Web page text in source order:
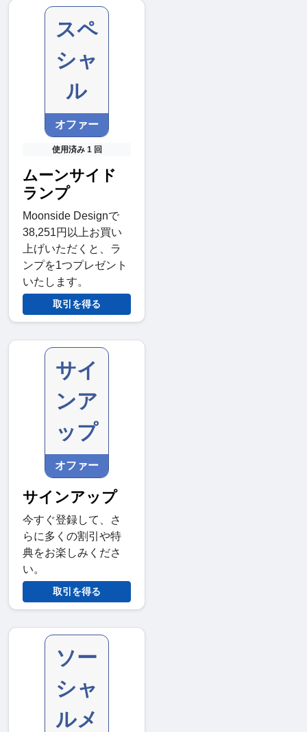
スペ
シャ
ル
オファー
使用済み 1 回
ムーンサイド
ランプ
Moonside Designで
38,251円以上お買い
上げいただくと、ラ
ンプを1つプレゼント
いたします。
取引を得る
サイ
ンア
ップ
オファー
サインアップ
今すぐ登録して、さ
らに多くの割引や特
典をお楽しみくださ
い。
取引を得る
ソー
シャ
ルメ